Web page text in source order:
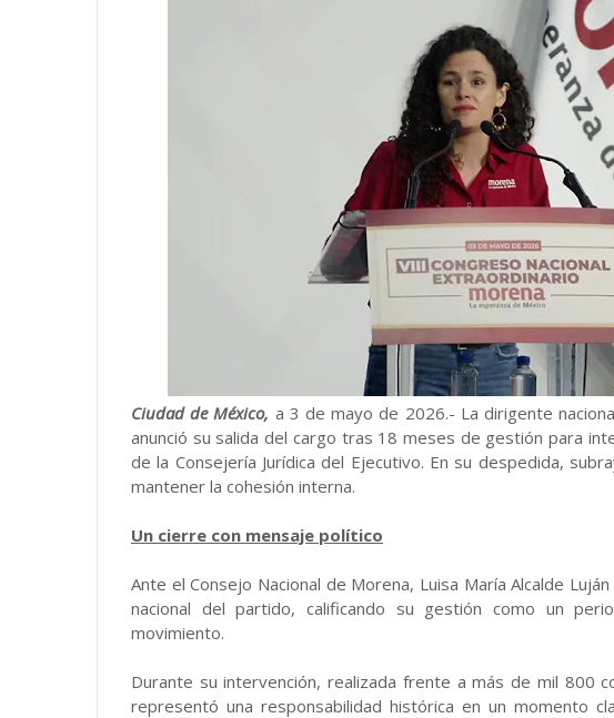
Ciudad de México, a 3 de mayo de 2026.- La dirigente
anunció su salida del cargo tras 18 meses de gestión para
de la Consejería Jurídica del Ejecutivo. En su despedida,
mantener la cohesión interna.
Un cierre con mensaje político
Ante el Consejo Nacional de Morena, Luisa María Alcalde
nacional del partido, calificando su gestión como un
movimiento.
Durante su intervención, realizada frente a más de mil 800
representó una responsabilidad histórica en un momento